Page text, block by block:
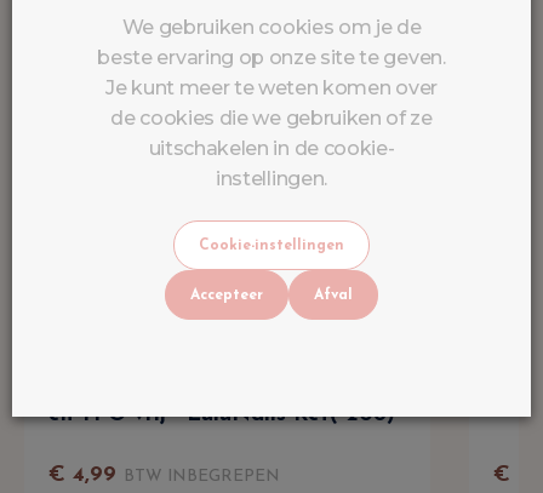
en TPO vrij - LuluNails Ref( 208)
€ 4,99 BTW INBEGREPEN €
We gebruiken cookies om je de
beste ervaring op onze site te geven.
Je kunt meer te weten komen over
de cookies die we gebruiken of ze
uitschakelen in de cookie-
instellingen.
Cookie-instellingen
Accepteer Afval